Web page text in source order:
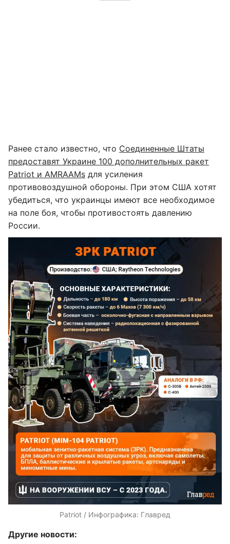
Ранее стало известно, что Соединенные Штаты
предоставят Украине 100 дополнительных ракет
Patriot и AMRAAMs для усиления
противовоздушной обороны. При этом США хотят
убедиться, что украинцы имеют все необходимое
на поле боя, чтобы противостоять давлению
России.
Patriot / Инфографика: Главред
Другие новости: